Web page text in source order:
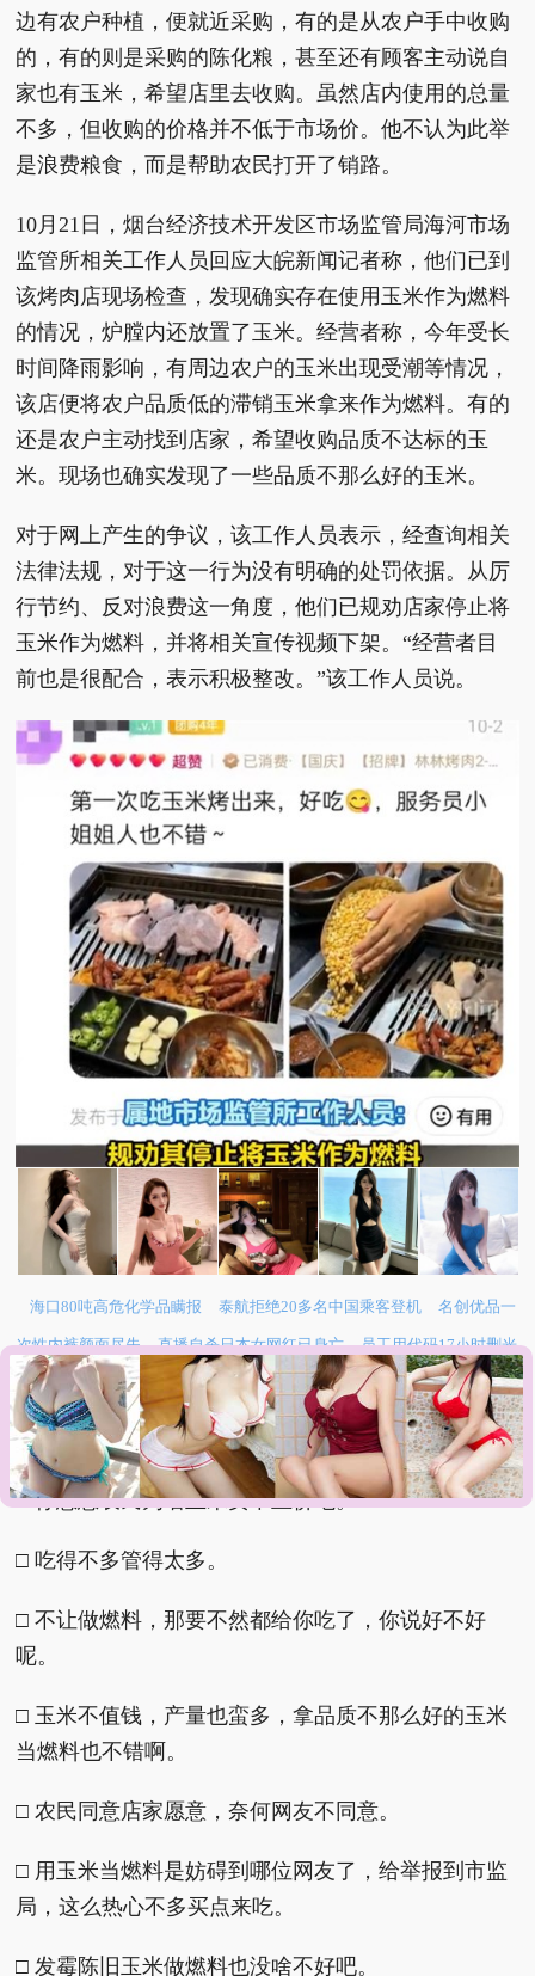
边有农户种植，便就近采购，有的是从农户手中收购
的，有的则是采购的陈化粮，甚至还有顾客主动说自
家也有玉米，希望店里去收购。虽然店内使用的总量
不多，但收购的价格并不低于市场价。他不认为此举
是浪费粮食，而是帮助农民打开了销路。
10月21日，烟台经济技术开发区市场监管局海河市场
监管所相关工作人员回应大皖新闻记者称，他们已到
该烤肉店现场检查，发现确实存在使用玉米作为燃料
的情况，炉膛内还放置了玉米。经营者称，今年受长
时间降雨影响，有周边农户的玉米出现受潮等情况，
该店便将农户品质低的滞销玉米拿来作为燃料。有的
还是农户主动找到店家，希望收购品质不达标的玉
米。现场也确实发现了一些品质不那么好的玉米。
对于网上产生的争议，该工作人员表示，经查询相关
法律法规，对于这一行为没有明确的处罚依据。从厉
行节约、反对浪费这一角度，他们已规劝店家停止将
玉米作为燃料，并将相关宣传视频下架。“经营者目
前也是很配合，表示积极整改。”该工作人员说。
海口80吨高危化学品瞒报 泰航拒绝20多名中国乘客登机 名创优品一
次性内裤颜面尽失 直播自杀日本女网红已身亡
员工用代码17小时删光
公司89TB数据
网友评论：
□ 你想想农民为啥玉米卖不上价吧。
□ 吃得不多管得太多。
□ 不让做燃料，那要不然都给你吃了，你说好不好
呢。
□ 玉米不值钱，产量也蛮多，拿品质不那么好的玉米
当燃料也不错啊。
□ 农民同意店家愿意，奈何网友不同意。
□ 用玉米当燃料是妨碍到哪位网友了，给举报到市监
局，这么热心不多买点来吃。
□ 发霉陈旧玉米做燃料也没啥不好吧。